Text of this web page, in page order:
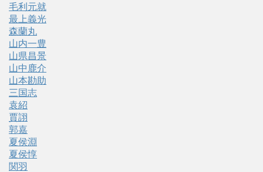
毛利元就
最上義光
森蘭丸
山内一豊
山県昌景
山中鹿介
山本勘助
三国志
袁紹
賈詡
郭嘉
夏侯淵
夏侯惇
関羽